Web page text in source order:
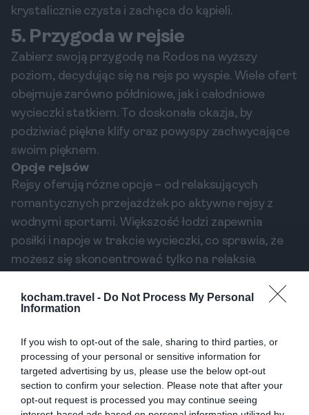
kocham.travel - Do Not Process My Personal
Information
If you wish to opt-out of the sale, sharing to third parties, or
processing of your personal or sensitive information for
targeted advertising by us, please use the below opt-out
section to confirm your selection. Please note that after your
opt-out request is processed you may continue seeing
krystalicznie czysta i zachęca do kąpieli.
5. Przygoda w rejsie
Zabierz swoją przygodę na Rodos na wyższy
poziom, decydując się na rejs po wyspie. Wiele ofert
obejmuje zarówno półdniowe, jak i całodniowe
wycieczki statkiem. To doskonała okazja, by
podziwiać piękne klify oraz powyspy zachwycające
swoim pięknem.
Opcje rejsów
Rejsy oferują różne opcje – od relaksujących
romantycznych przejażdżek po aktywne rejsy z
wodnymi sportami. Większość łodzi zapewnia
posiłki i napoje w trakcie wycieczki, co sprawia, że
możesz się skoncentrować tylko na relaksie.
wyprzedzeniem, zwłaszcza w szczycie sezonu
turystycznego.
Najlepsze miesiące na wizytę
Jeśli planujesz wizytę na Rodos, warto rozważyć
okres od maja do października, gdy pogoda jest
najprzyjemniejsza. Latem możesz spodziewać się